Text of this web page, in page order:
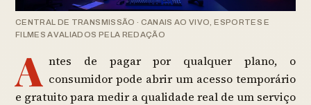
CENTRAL DE TRANSMISSÃO · CANAIS AO VIVO, ESPORTES E
FILMES AVALIADOS PELA REDAÇÃO
A ntes de pagar por qualquer plano, o
consumidor pode abrir um acesso temporário
e gratuito para medir a qualidade real de um serviço